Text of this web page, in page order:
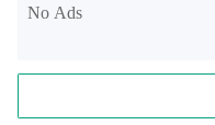
No Ads